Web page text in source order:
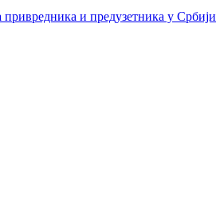
привредника и предузетника у Србији